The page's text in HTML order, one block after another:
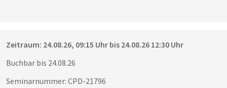
Zeitraum: 24.08.26, 09:15 Uhr bis 24.08.26 12:30 Uhr
Buchbar bis 24.08.26
Seminarnummer: CPD-21796